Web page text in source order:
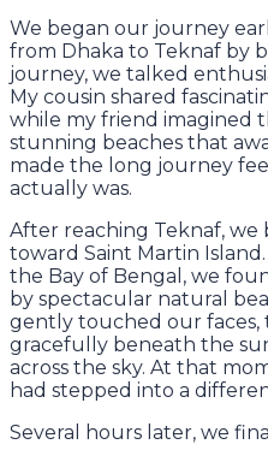
We began our journey
from Dhaka to Teknaf by
journey, we talked
My cousin shared
while my friend imagined
stunning beaches that
made the long journey
actually was.
After reaching Teknaf, we
toward Saint Martin Island.
the Bay of Bengal, we
by spectacular natural
gently touched our faces,
gracefully beneath the
across the sky. At that
had stepped into a
Several hours later, we